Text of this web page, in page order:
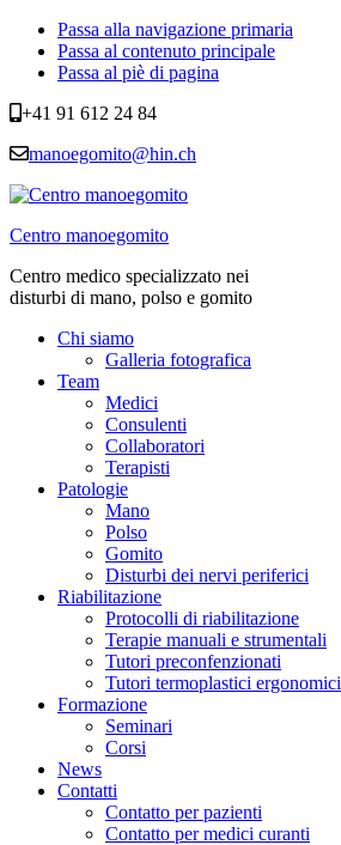
Passa alla navigazione primaria
Passa al contenuto principale
Passa al piè di pagina
+41 91 612 24 84
manoegomito@hin.ch
Centro manoegomito
Centro medico specializzato nei
disturbi di mano, polso e gomito
Chi siamo
Galleria fotografica
Team
Medici
Consulenti
Collaboratori
Terapisti
Patologie
Mano
Polso
Gomito
Disturbi dei nervi periferici
Riabilitazione
Protocolli di riabilitazione
Terapie manuali e strumentali
Tutori preconfenzionati
Tutori termoplastici ergonomici
Formazione
Seminari
Corsi
News
Contatti
Contatto per pazienti
Contatto per medici curanti